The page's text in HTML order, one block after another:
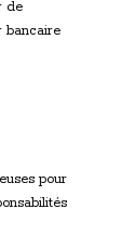
de
bancaire
pour